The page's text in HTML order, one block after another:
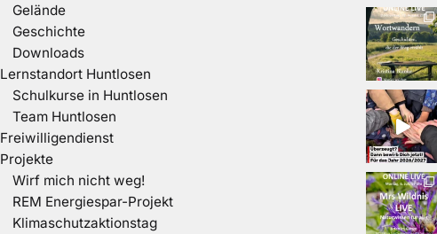
Gelände
Geschichte
Downloads
Lernstandort Huntlosen
Schulkurse in Huntlosen
Team Huntlosen
Freiwilligendienst
Projekte
Wirf mich nicht weg!
REM Energiespar-Projekt
Klimaschutzaktionstag